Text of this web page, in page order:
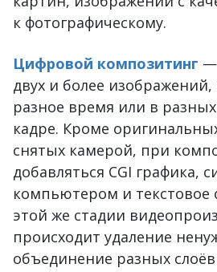
к фотографическому.
Цифровой композитинг —
двух и более
разное время или в
кадре. Кроме
снятых камерой, при
добавляться CGI графика,
компьютером и текстовое
этой же стадии
происходит удаление
объединение разных